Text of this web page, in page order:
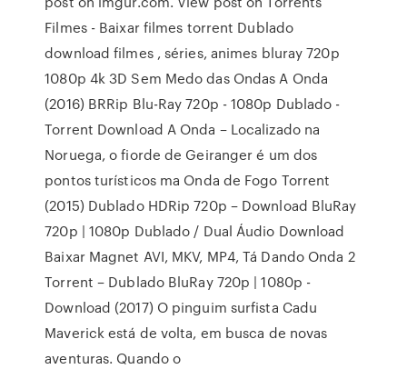
Filmes - Baixar filmes torrent Dublado
download filmes , séries, animes bluray 720p
1080p 4k 3D Sem Medo das Ondas A Onda
(2016) BRRip Blu-Ray 720p - 1080p Dublado -
Torrent Download A Onda – Localizado na
Noruega, o fiorde de Geiranger é um dos
pontos turísticos ma Onda de Fogo Torrent
(2015) Dublado HDRip 720p – Download BluRay
720p | 1080p Dublado / Dual Áudio Download
Baixar Magnet AVI, MKV, MP4, Tá Dando Onda 2
Torrent – Dublado BluRay 720p | 1080p -
Download (2017) O pinguim surfista Cadu
Maverick está de volta, em busca de novas
aventuras. Quando o